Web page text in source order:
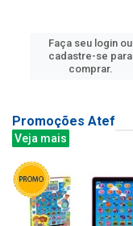
Faça seu login ou
cadastre-se para
comprar.
Promoções Atef
Veja mais